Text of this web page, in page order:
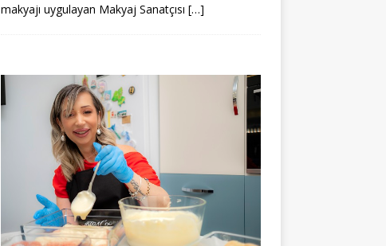
makyajı uygulayan Makyaj Sanatçısı […]